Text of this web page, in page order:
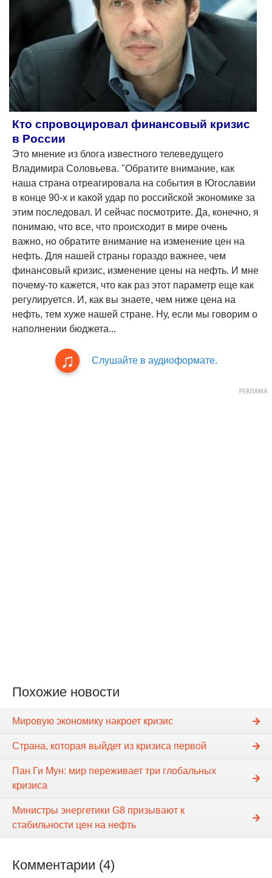
Кто спровоцировал финансовый кризис
в России
Это мнение из блога известного телеведущего
Владимира Соловьева. "Обратите внимание, как
наша страна отреагировала на события в Югославии
в конце 90-х и какой удар по российской экономике за
этим последовал. И сейчас посмотрите. Да, конечно, я
понимаю, что все, что происходит в мире очень
важно, но обратите внимание на изменение цен на
нефть. Для нашей страны гораздо важнее, чем
финансовый кризис, изменение цены на нефть. И мне
почему-то кажется, что как раз этот параметр еще как
регулируется. И, как вы знаете, чем ниже цена на
нефть, тем хуже нашей стране. Ну, если мы говорим о
наполнении бюджета...
Слушайте в аудиоформате.
Похожие новости
Мировую экономику накроет кризис
Страна, которая выйдет из кризиса первой
Пан Ги Мун: мир переживает три глобальных
кризиса
Министры энергетики G8 призывают к
стабильности цен на нефть
Комментарии (4)